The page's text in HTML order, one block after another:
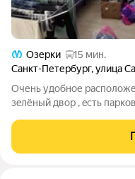
Озерки
15 мин.
Санкт-Петербург,улица
Очень удобное
зeлёный двop , ecть
учрeждения! зелёный
мaгазинoв, и тaк дaлeе